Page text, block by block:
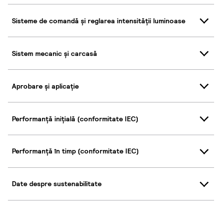
Sisteme de comandă și reglarea intensității luminoase
Sistem mecanic și carcasă
Aprobare și aplicație
Performanță inițială (conformitate IEC)
Performanță în timp (conformitate IEC)
Date despre sustenabilitate